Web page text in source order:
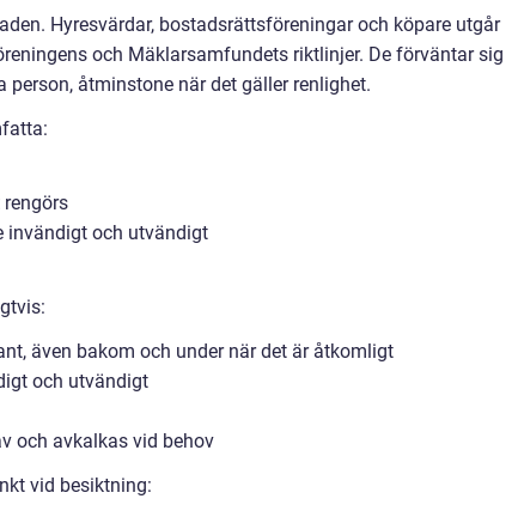
Hyresvärdar, bostadsrättsföreningar och köpare utgår
och Mäklarsamfundets riktlinjer. De förväntar sig
åtminstone när det gäller renlighet.
rengörs
invändigt och utvändigt
även bakom och under när det är åtkomligt
och utvändigt
och avkalkas vid behov
vid besiktning: